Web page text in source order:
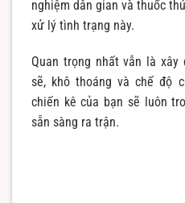
nghiệm dân gian và thuốc
xử lý tình trạng này.
Quan trọng nhất vẫn là
sẽ, khô thoáng và chế độ
chiến kê của bạn sẽ luôn
sẵn sàng ra trận.